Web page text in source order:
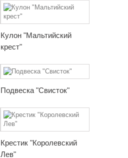
Кулон "Мальтийский
крест"
Подвеска "Свисток"
Крестик "Королевский
Лев"